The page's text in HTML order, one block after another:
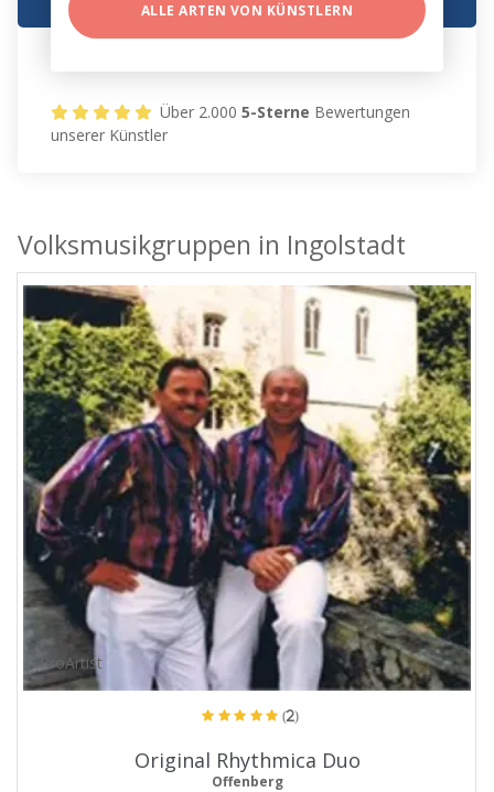
ALLE ARTEN VON KÜNSTLERN
Über 2.0005-Sterne Bewertungen
unserer Künstler
Volksmusikgruppen in Ingolstadt
ProArtist
(2)
Original Rhythmica Duo
Offenberg